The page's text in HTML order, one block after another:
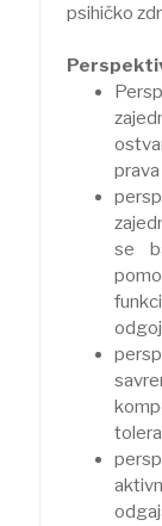
psihičko
se